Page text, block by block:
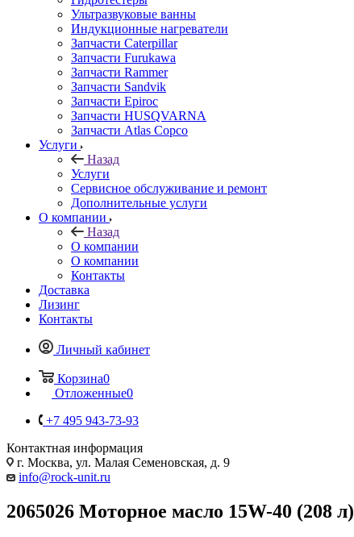
Ультразвуковые ванны
Индукционные нагреватели
Запчасти Caterpillar
Запчасти Furukawa
Запчасти Rammer
Запчасти Sandvik
Запчасти Epiroc
Запчасти HUSQVARNA
Запчасти Atlas Copco
Услуги
Назад
Услуги
Сервисное обслуживание и ремонт
Дополнительные услуги
О компании
Назад
О компании
О компании
Контакты
Доставка
Лизинг
Контакты
Личный кабинет
Корзина0
Отложенные0
+7 495 943-73-93
Контактная информация
г. Москва, ул. Малая Семеновская, д. 9
info@rock-unit.ru
2065026 Моторное масло 15W-40 (208 л)